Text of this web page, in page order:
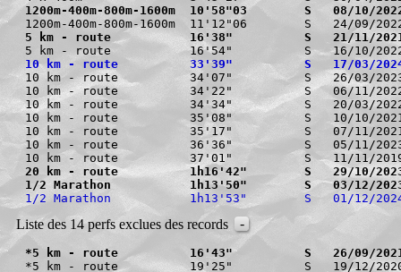
1200m-400m-800m-1600m  10'58"03        S   08/
5 km - route           16'38"          S   21/11/
10 km - route          33'39"          S   17/03/
10 km - route          34'07"          S   26/03/
10 km - route          34'22"          S   06/11/
10 km - route          34'34"          S   20/03/2022
10 km - route          35'08"          S   10/10/
10 km - route          35'17"          S   07/11/
10 km - route          36'36"          S   05/11/
20 km - route          1h16'42"        S   29/10/
1/2 Marathon           1h13'50"        S   03/12/
1/2 Marathon           1h13'53"        S   01/12/
Liste des 14 perfs exclues des records -
*5 km - route          16'43"          S   26/09/